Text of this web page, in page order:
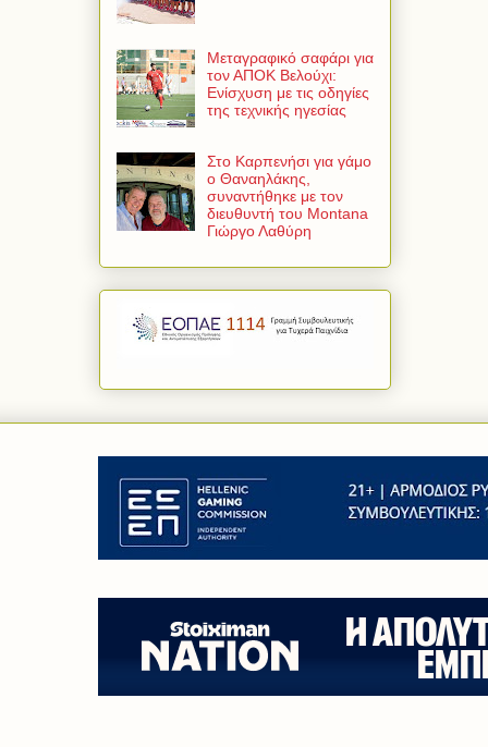
Μεταγραφικό σαφάρι για
τον ΑΠΟΚ Βελούχι:
Ενίσχυση με τις οδηγίες
της τεχνικής ηγεσίας
Στο Καρπενήσι για γάμο
ο Θαναηλάκης,
συναντήθηκε με τον
διευθυντή του Montana
Γιώργο Λαθύρη